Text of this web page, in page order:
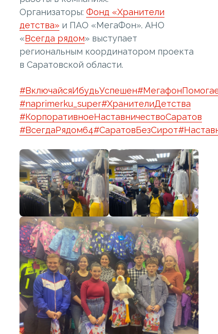
Организаторы: Фонд «Хранители
детства» и ПАО «МегаФон». АНО
«Всегда рядом» выступает
региональным координатором проекта
в Саратовской области.
#ВключайсяИбудьУспешен
#naprimerku_super#ХранителиДетства
#КорпоративноеНаставничествоСаратов
#ВсегдаРядом64#СаратовБезСирот